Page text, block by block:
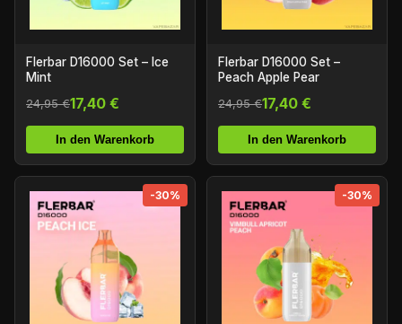
Flerbar D16000 Set – Ice
Mint
24,95 €17,40 €
In den Warenkorb
Flerbar D16000 Set –
Peach Apple Pear
24,95 €17,40 €
In den Warenkorb
-30% -30%